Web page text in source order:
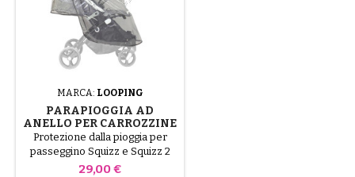
MARCA: LOOPING
PARAPIOGGIA AD
ANELLO PER CARROZZINE
SQUIZZ E SQUIZZ 2 E 3
Protezione dalla pioggia per
passeggino Squizz e Squizz 2
Prezzo
29,00 €